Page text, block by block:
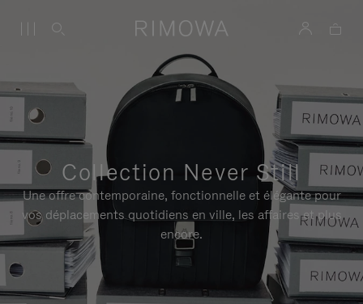
Collection Never Still
Une offre contemporaine, fonctionnelle et élégante pour
vos déplacements quotidiens en ville, les affaires et plus
encore.